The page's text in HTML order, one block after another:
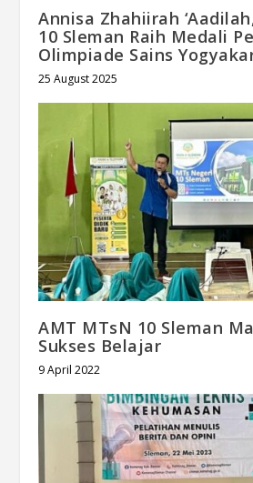
Annisa Zhahiirah
10 Sleman Raih Medali
Olimpiade Sains
25 August 2025
AMT MTsN 10 Sleman
Sukses Belajar
9 April 2022